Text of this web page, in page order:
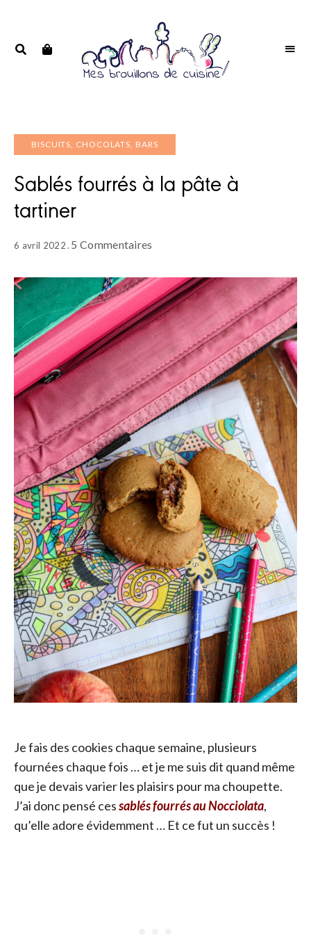
BISCUITS, CHOCOLATS, BARS
Sablés fourrés à la pâte à
tartiner
6 avril 2022 5 Commentaires
Je fais des cookies chaque semaine, plusieurs
fournées chaque fois … et je me suis dit quand même
que je devais varier les plaisirs pour ma choupette.
J’ai donc pensé cessablés fourrés au Nocciolata,
qu’elle adore évidemment … Et ce fut un succès !